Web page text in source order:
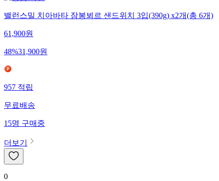
밸런스밀 치아바타 잠봉뵈르 샌드위치 3입(390g) x2개(총 6개)
61,900원
48%31,900원
957적립
무료배송
15명구매중
더보기
0